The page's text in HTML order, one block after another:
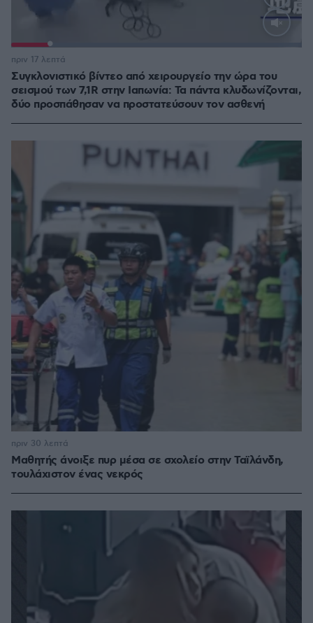
Συγκλονιστικό βίντεο από χειρουργείο την ώρα του
σεισμού των 7,1R στην Ιαπωνία: Τα πάντα κλυδωνίζονται,
δύο προσπάθησαν να προστατεύσουν τον ασθενή
πριν 17 λεπτά
Μαθητής άνοιξε πυρ μέσα σε σχολείο στην Ταϊλάνδη,
τουλάχιστον ένας νεκρός
πριν 30 λεπτά